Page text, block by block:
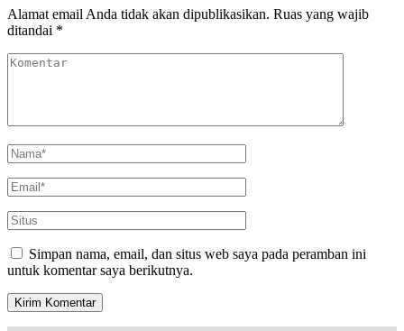
Alamat email Anda tidak akan dipublikasikan. Ruas yang wajib
ditandai *
Simpan nama, email, dan situs web saya pada peramban ini
untuk komentar saya berikutnya.